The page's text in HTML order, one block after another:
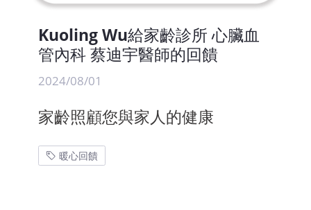
Kuoling Wu給家齡診所 心臟血
管內科 蔡迪宇醫師的回饋
2024/08/01
家齡照顧您與家人的健康
暖心回饋